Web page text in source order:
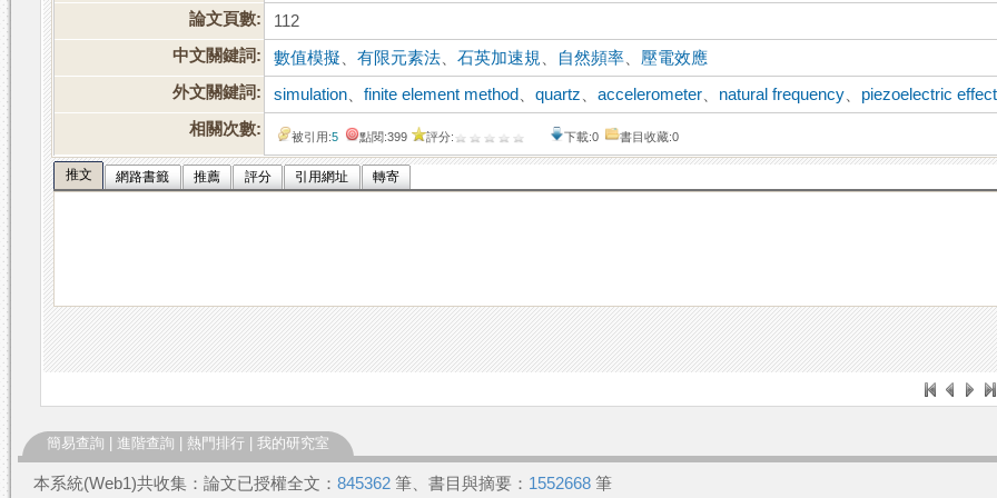
論文頁數:
112
中文關鍵詞:
數值模擬 、有限元素法 、石英加速規 自然頻率
壓電效應
外文關鍵詞:
simulation 、finite element method 、quartz 、accelerometer natural frequency
piezoelectric effect
相關次數:
被引用:5 點閱:399 評分: 下載:0 書目收藏:0
推文 網路書籤 推薦 評分 引用網址 轉寄
簡易查詢 進階查詢 熱門排行 我的研究室
本系統(Web1)共收集：論文已授權全文： 845362 筆、書目與摘要： 1552668 筆